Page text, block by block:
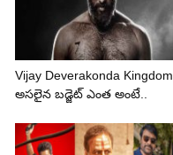
Vijay Deverakonda Kingdom
అసలైన బడ్జెట్ ఎంత అంటే..